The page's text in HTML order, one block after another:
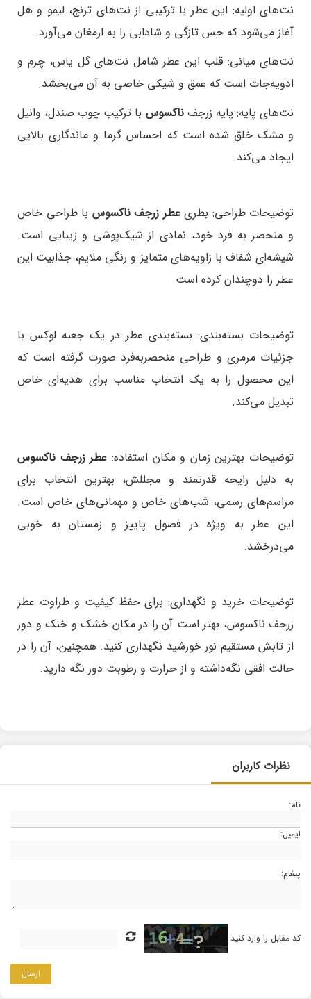
نت‌های اولیه: این عطر با ترکیبی از نت‌های ترنج، لیمو و هل
آغاز می‌شود که حس تازگی و شادابی را به ارمغان می‌آورد.
نت‌های میانی: قلب این عطر شامل نت‌های گل یاس، چرم و
ادویه‌جات است که عمق و شیکی خاصی به آن می‌بخشد.
نت‌های پایه: پایه زرجفناکسوس با ترکیب چوب صندل، وانیل
و مشک خلق شده است که احساس گرما و ماندگاری بالایی
ایجاد می‌کند.
توضیحات طراحی: بطری عطر زرجف ناکسوس با طراحی خاص
و منحصر به فرد خود، نمادی از شیک‌پوشی و زیبایی است.
شیشه‌ای شفاف با زاویه‌های متمایز و رنگی ملایم، جذابیت این
عطر را دوچندان کرده است.
توضیحات بسته‌بندی: بسته‌بندی عطر در یک جعبه لوکس با
جزئیات مرمری و طراحی منحصربه‌فرد صورت گرفته است که
این محصول را به یک انتخاب مناسب برای هدیه‌ای خاص
تبدیل می‌کند.
توضیحات بهترین زمان و مکان استفاده: عطر زرجف ناکسوس
به دلیل رایحه قدرتمند و مجللش، بهترین انتخاب برای
مراسم‌های رسمی، شب‌های خاص و مهمانی‌های خاص است.
این عطر به ویژه در فصول پاییز و زمستان به خوبی
می‌درخشد.
توضیحات خرید و نگهداری: برای حفظ کیفیت و طراوت عطر
زرجف ناکسوس، بهتر است آن را در مکان خشک و خنک و دور
از تابش مستقیم نور خورشید نگهداری کنید. همچنین، آن را در
حالت افقی نگه‌داشته و از حرارت و رطوبت دور نگه دارید.
نظرات کاربران
نام:
ایمیل:
پیغام:
کد مقابل را وارد کنید
ارسال